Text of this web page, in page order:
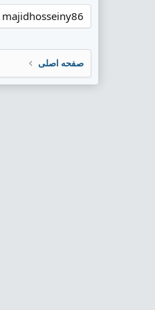
majidhosseiny86 در حال حاضر هیچ ارسالی ندارد.
صفحه اصلی